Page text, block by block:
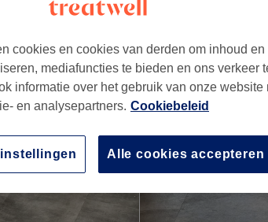
cookies en cookies van derden om inhoud en
mediafuncties te bieden en ons verkeer
informatie over het gebruik van onze website
en analysepartners. Cookiebeleid
Alle cookies accepteren